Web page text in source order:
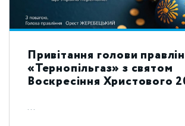
Привітання голови
«Тернопільгаз» з святом
Воскресіння Христового
...